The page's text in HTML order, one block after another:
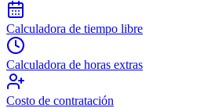
Calculadora de tiempo libre
Calculadora de horas extras
Costo de contratación